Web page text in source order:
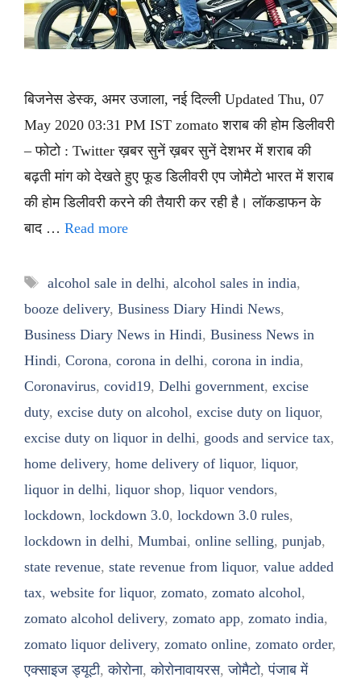
बिजनेस डेस्क, अमर उजाला, नई दिल्ली Updated Thu, 07
May 2020 03:31 PM IST zomato शराब की होम डिलीवरी
– फोटो : Twitter ख़बर सुनें ख़बर सुनें देशभर में शराब की
बढ़ती मांग को देखते हुए फूड डिलीवरी एप जोमैटो भारत में शराब
की होम डिलीवरी करने की तैयारी कर रही है। लॉकडाफन के
बाद … Read more
Tags
alcohol sale in delhi, alcohol sales in india,
booze delivery, Business Diary Hindi News,
Business Diary News in Hindi, Business News in
Hindi, Corona, corona in delhi, corona in india,
Coronavirus, covid19, Delhi government, excise
duty, excise duty on alcohol, excise duty on liquor,
excise duty on liquor in delhi, goods and service tax,
home delivery, home delivery of liquor, liquor,
liquor in delhi, liquor shop, liquor vendors,
lockdown, lockdown 3.0, lockdown 3.0 rules,
lockdown in delhi, Mumbai, online selling, punjab,
state revenue, state revenue from liquor, value added
tax, website for liquor, zomato, zomato alcohol,
zomato alcohol delivery, zomato app, zomato india,
zomato liquor delivery, zomato online, zomato order,
एक्साइज ड्यूटी,कोरोना,कोरोनावायरस,जोमैटो,पंजाब में